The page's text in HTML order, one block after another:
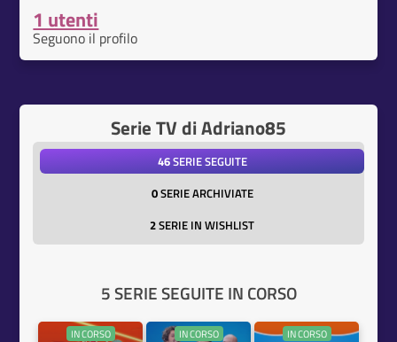
1 utenti
Seguono il profilo
Serie TV di Adriano85
46SERIE SEGUITE
0SERIE ARCHIVIATE
2SERIE IN WISHLIST
5 SERIE SEGUITE IN CORSO
IN CORSO IN CORSO IN CORSO